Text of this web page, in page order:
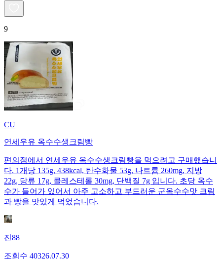
9
CU
연세우유 옥수수생크림빵
편의점에서 연세우유 옥수수생크림빵을 먹으려고 구매했습니
다. 1개당 135g, 438kcal, 탄수화물 53g, 나트륨 260mg, 지방
22g, 당류 17g, 콜레스테롤 30mg, 단백질 7g 입니다. 초당 옥수
수가 들어가 있어서 아주 고소하고 부드러운 군옥수수맛 크림
과 빵을 맛있게 먹었습니다.
진88
조회수 40326.07.30